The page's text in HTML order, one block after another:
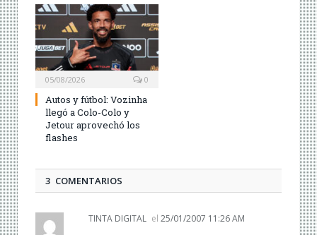
05/08/2026 0
Autos y fútbol: Vozinha
llegó a Colo-Colo y
Jetour aprovechó los
flashes
3 COMENTARIOS
TINTA DIGITAL el 25/01/2007 11:26 AM